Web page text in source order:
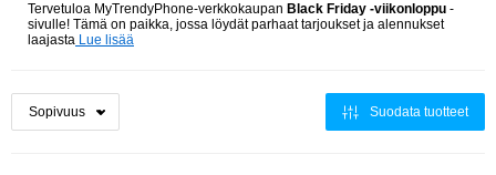
Tervetuloa MyTrendyPhone-verkkokaupan Black Friday -viikonloppu -
sivulle! Tämä on paikka, jossa löydät parhaat tarjoukset ja alennukset
laajasta Lue lisää
Suodata tuotteet